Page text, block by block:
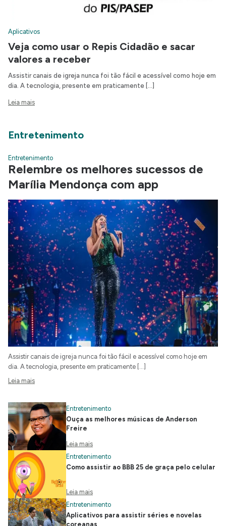
Aplicativos
Veja como usar o Repis Cidadão e sacar
valores a receber
Assistir canais de igreja nunca foi tão fácil e acessível como hoje em
dia. A tecnologia, presente em praticamente […]
Leia mais
Entretenimento
Entretenimento
Relembre os melhores sucessos de
Marília Mendonça com app
Assistir canais de igreja nunca foi tão fácil e acessível como hoje em
dia. A tecnologia, presente em praticamente […]
Leia mais
Entretenimento
Ouça as melhores músicas de Anderson
Freire
Leia mais
Entretenimento
Como assistir ao BBB 25 de graça pelo celular
Leia mais
Entretenimento
Aplicativos para assistir séries e novelas
coreanas